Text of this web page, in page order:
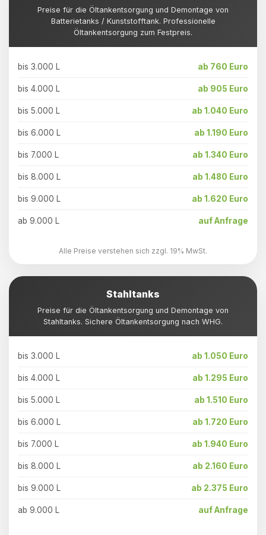
Preise für die Öltankentsorgung und Demontage von
Batterietanks / Kunststofftank. Professionelle
Öltankentsorgung zum Festpreis.
bis 3.000 L ab 760 Euro
bis 4.000 L ab 905 Euro
bis 5.000 L ab 1.040 Euro
bis 6.000 L ab 1.190 Euro
bis 7.000 L ab 1.340 Euro
bis 8.000 L ab 1.480 Euro
bis 9.000 L ab 1.620 Euro
ab 9.000 L auf Anfrage
Alle Preise verstehen sich zzgl. 19% MwSt.
Stahltanks
Preise für die Öltankentsorgung und Demontage von
Stahltanks. Sichere Öltankentsorgung nach WHG.
bis 3.000 L ab 1.050 Euro
bis 4.000 L ab 1.295 Euro
bis 5.000 L ab 1.510 Euro
bis 6.000 L ab 1.720 Euro
bis 7.000 L ab 1.940 Euro
bis 8.000 L ab 2.160 Euro
bis 9.000 L ab 2.375 Euro
ab 9.000 L auf Anfrage